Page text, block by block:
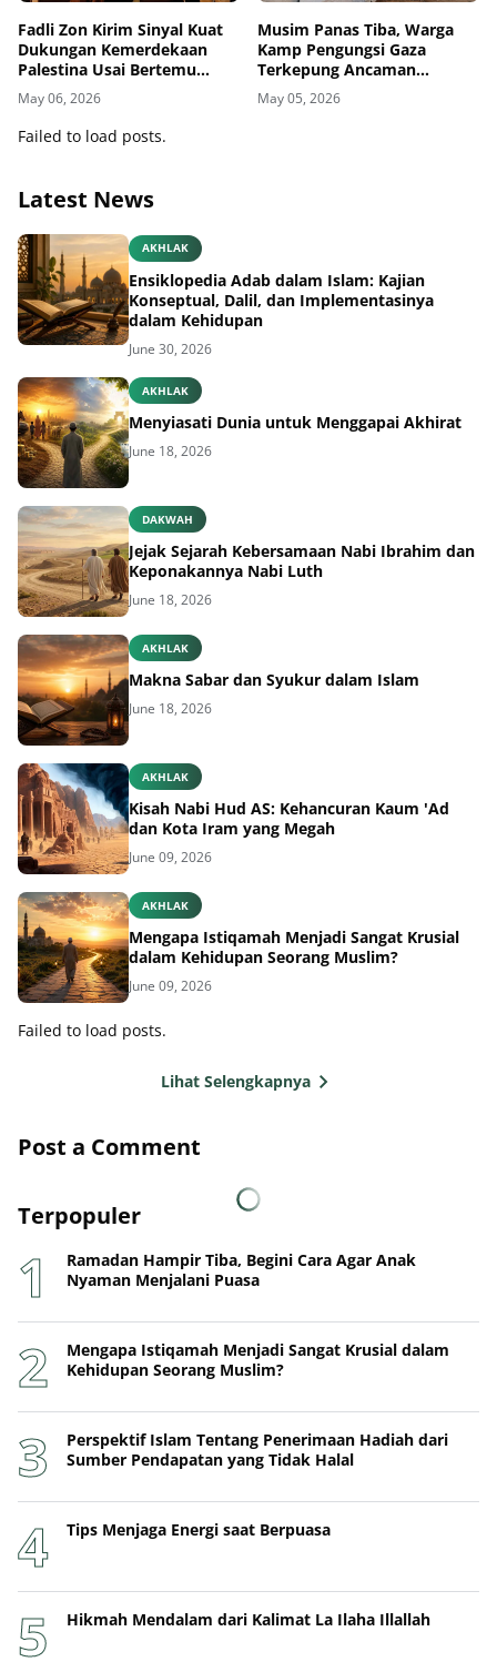
Fadli Zon Kirim Sinyal Kuat
Dukungan Kemerdekaan
Palestina Usai Bertemu
Delegasi di Kemenbud
May 06, 2026
Musim Panas Tiba, Warga
Kamp Pengungsi Gaza
Terkepung Ancaman
Penyakit Kulit
May 05, 2026
Failed to load posts.
Latest News
AKHLAK
Ensiklopedia Adab dalam Islam: Kajian
Konseptual, Dalil, dan Implementasinya
dalam Kehidupan
June 30, 2026
AKHLAK
Menyiasati Dunia untuk Menggapai Akhirat
June 18, 2026
DAKWAH
Jejak Sejarah Kebersamaan Nabi Ibrahim dan
Keponakannya Nabi Luth
June 18, 2026
AKHLAK
Makna Sabar dan Syukur dalam Islam
June 18, 2026
AKHLAK
Kisah Nabi Hud AS: Kehancuran Kaum 'Ad
dan Kota Iram yang Megah
June 09, 2026
AKHLAK
Mengapa Istiqamah Menjadi Sangat Krusial
dalam Kehidupan Seorang Muslim?
June 09, 2026
Failed to load posts.
Lihat Selengkapnya
Post a Comment
Terpopuler
Ramadan Hampir Tiba, Begini Cara Agar Anak
Nyaman Menjalani Puasa
Mengapa Istiqamah Menjadi Sangat Krusial dalam
Kehidupan Seorang Muslim?
Perspektif Islam Tentang Penerimaan Hadiah dari
Sumber Pendapatan yang Tidak Halal
Tips Menjaga Energi saat Berpuasa
Hikmah Mendalam dari Kalimat La Ilaha Illallah